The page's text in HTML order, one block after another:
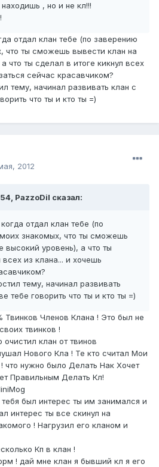
, но и не кл!!!
отдал клан тебе (по заверению
что ты сможешь вывести клан на
что ты сделал в итоге кикнул всех
сейчас красавчиком?
тему, начинал развивать клан с
что ты и кто ты =)
2012
PazzoDil сказал:
отдал клан тебе (по
знакомых, что ты сможешь
высокий уровень), а что ты
из клана... и хочешь
тему, начинал развивать
тебе говорить что ты и кто ты =)
Твинков Членов Клана ! Это был не
твинков !
очистил клан от твинов
Нового Кла ! Те кто считал Мои
что нужно было Делать Нак Хочет
Правильным Делать Кл!
был интерес ты им занимался и
интерес ты все скинул на
! Нагрузил его кланом и
Кп в клан !
! дай мне клан я бывший кл я его